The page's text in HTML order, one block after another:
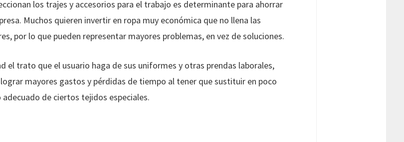
los trajes y accesorios para el trabajo es determinante para ahorrar
Muchos quieren invertir en ropa muy económica que no llena las
por lo que pueden representar mayores problemas, en vez de soluciones.
el trato que el usuario haga de sus uniformes y otras prendas laborales,
mayores gastos y pérdidas de tiempo al tener que sustituir en poco
de ciertos tejidos especiales.